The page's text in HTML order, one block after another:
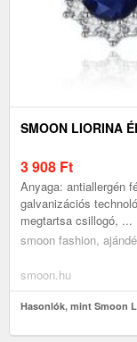
SMOON LIORINA
3 908 Ft
Anyaga: antiallergén
galvanizációs
megtartsa csillogó, ...
smoon fashion,
smoon.hu
Hasonlók, mint Smoon